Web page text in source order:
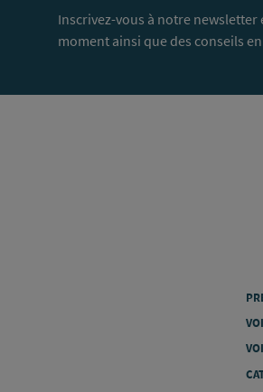
Inscrivez-vous à notre
moment ainsi que des conseils